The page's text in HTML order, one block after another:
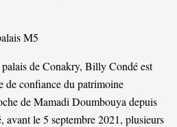
M5
de Conakry, Billy Condé est
de confiance du patrimoine
de Mamadi Doumbouya depuis
avant le 5 septembre 2021, plusieurs